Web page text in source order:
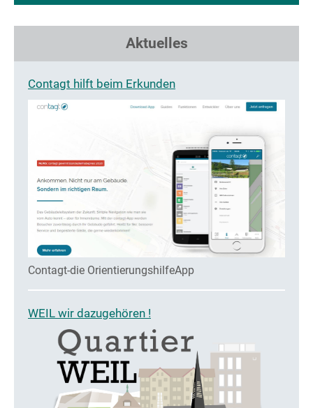
Aktuelles
Contagt hilft beim Erkunden
Contagt-die OrientierungshilfeApp
WEIL wir dazugehören !